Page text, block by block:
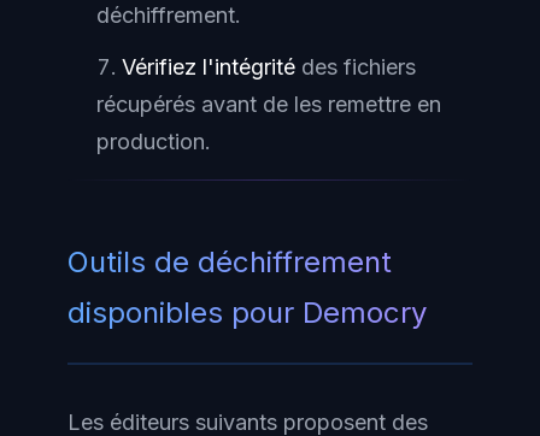
déchiffrement.
Vérifiez l'intégrité des fichiers
récupérés avant de les remettre en
production.
Outils de déchiffrement
disponibles pour Democry
Les éditeurs suivants proposent des